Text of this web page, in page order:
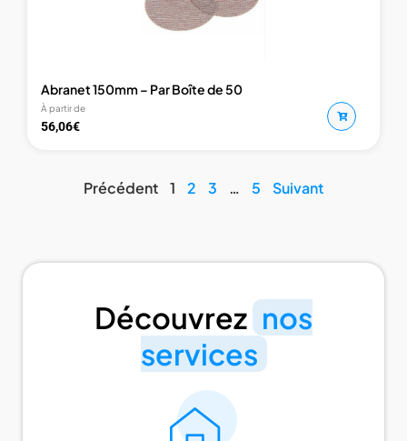
Abranet 150mm – Par Boîte de 50
À partir de
56,06€
Précédent 1 2 3 … 5 Suivant
Découvrez nos
services